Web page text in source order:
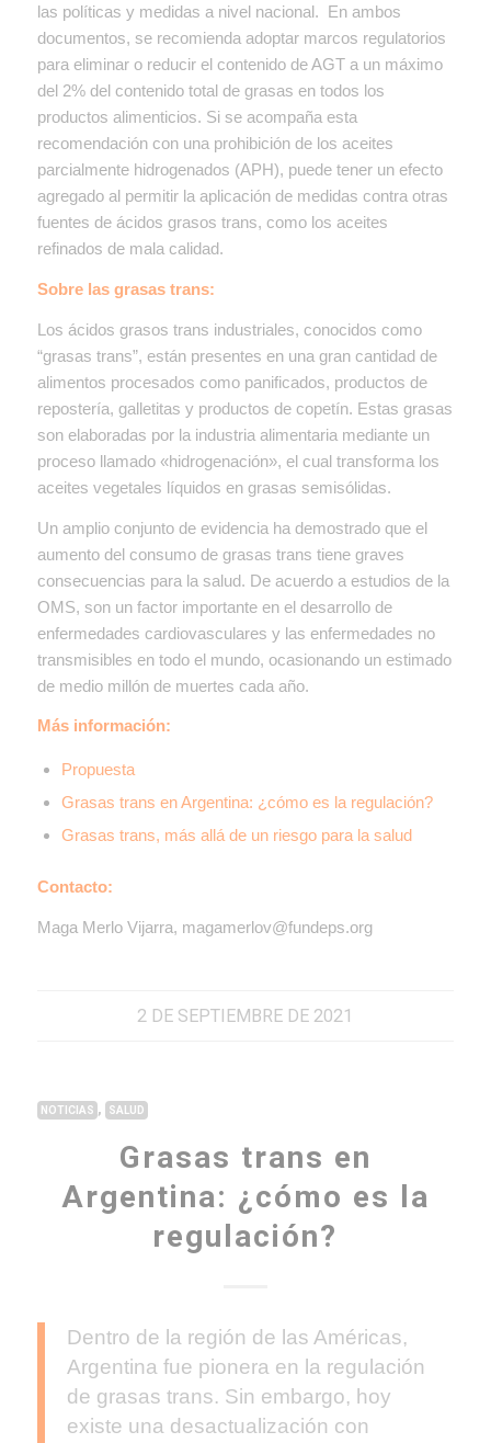
las políticas y medidas a nivel nacional. En ambos
documentos, se recomienda adoptar marcos regulatorios
para eliminar o reducir el contenido de AGT a un máximo
del 2% del contenido total de grasas en todos los
productos alimenticios. Si se acompaña esta
recomendación con una prohibición de los aceites
parcialmente hidrogenados (APH), puede tener un efecto
agregado al permitir la aplicación de medidas contra otras
fuentes de ácidos grasos trans, como los aceites
refinados de mala calidad.
Sobre las grasas trans:
Los ácidos grasos trans industriales, conocidos como
“grasas trans”, están presentes en una gran cantidad de
alimentos procesados como panificados, productos de
repostería, galletitas y productos de copetín. Estas grasas
son elaboradas por la industria alimentaria mediante un
proceso llamado «hidrogenación», el cual transforma los
aceites vegetales líquidos en grasas semisólidas.
Un amplio conjunto de evidencia ha demostrado que el
aumento del consumo de grasas trans tiene graves
consecuencias para la salud. De acuerdo a estudios de la
OMS, son un factor importante en el desarrollo de
enfermedades cardiovasculares y las enfermedades no
transmisibles en todo el mundo, ocasionando un estimado
de medio millón de muertes cada año.
Más información:
Propuesta
Grasas trans en Argentina: ¿cómo es la regulación?
Grasas trans, más allá de un riesgo para la salud
Contacto:
Maga Merlo Vijarra, magamerlov@fundeps.org
2 DE SEPTIEMBRE DE 2021
NOTICIAS , SALUD
Grasas trans en
Argentina: ¿cómo es la
regulación?
Dentro de la región de las Américas,
Argentina fue pionera en la regulación
de grasas trans. Sin embargo, hoy
existe una desactualización con